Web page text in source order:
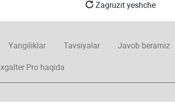
Zagruzit yeshche
Yangiliklar Tavsiyalar Javob beramiz
Pro haqida